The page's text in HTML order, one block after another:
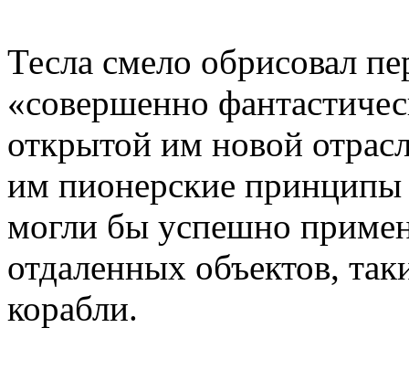
Тесла смело обрисовал
«совершенно
открытой им новой
им пионерские принципы
могли бы успешно
отдаленных объектов,
корабли.